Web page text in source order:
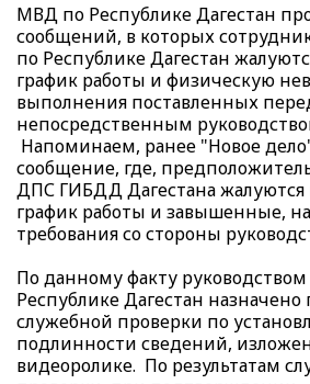
МВД по Республике Дагестан
сообщений, в которых
по Республике Дагестан
график работы и физическую
выполнения поставленных
непосредственным
Напоминаем, ранее "Новое
сообщение, где,
ДПС ГИБДД Дагестана жалуются
график работы и завышенные, на
требования со стороны
По данному факту
Республике Дагестан
служебной проверки по
подлинности сведений,
видеоролике. По результатам